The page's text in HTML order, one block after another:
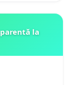
la